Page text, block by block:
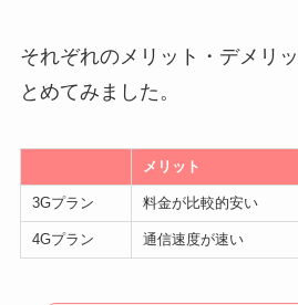
それぞれのメリット・デメリ
とめてみました。
メリット
3Gプラン 料金が比較的安い
4Gプラン 通信速度が速い